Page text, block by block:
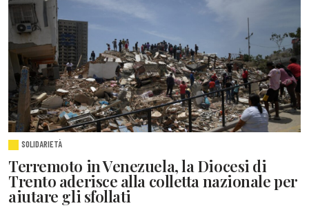
SOLIDARIETÀ
Terremoto in Venezuela, la Diocesi di
Trento aderisce alla colletta nazionale per
aiutare gli sfollati